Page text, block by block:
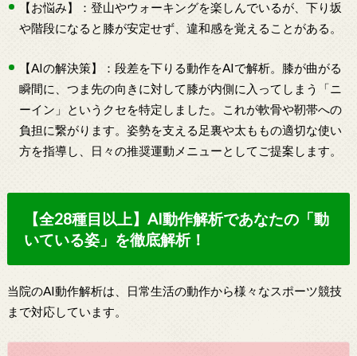
【お悩み】：登山やウォーキングを楽しんでいるが、下り坂
や階段になると膝が安定せず、違和感を覚えることがある。
【AIの解決策】：段差を下りる動作をAIで解析。膝が曲がる
瞬間に、つま先の向きに対して膝が内側に入ってしまう「ニ
ーイン」というクセを特定しました。これが軟骨や靭帯への
負担に繋がります。姿勢を支える足裏や太ももの適切な使い
方を指導し、日々の推奨運動メニューとしてご提案します。
【全28種目以上】AI動作解析であなたの「動
いている姿」を徹底解析！
当院のAI動作解析は、日常生活の動作から様々なスポーツ競技
まで対応しています。